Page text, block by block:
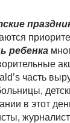
ребенка
часть
в этот